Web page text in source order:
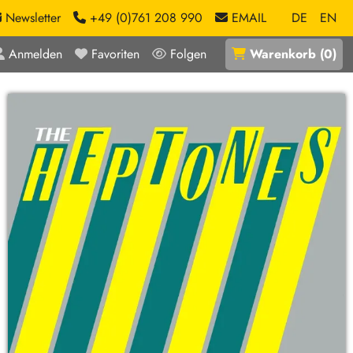
Newsletter +49 (0)761 208 990 EMAIL DE
EN
Anmelden Favoriten Folgen Warenkorb (0)